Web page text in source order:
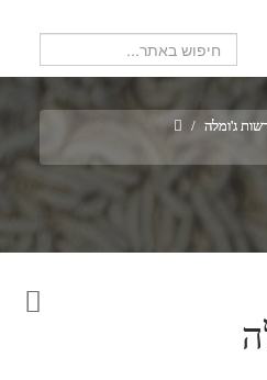
ג'ומלה /